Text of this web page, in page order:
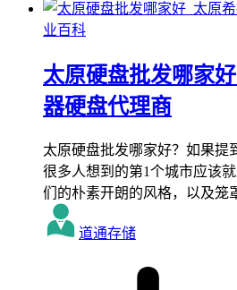
业百科
太原硬盘批发哪家
器硬盘代理商
太原硬盘批发哪家好？如果提
很多人想到的第1个城市应该
们的朴素开朗的风格，以及
道通存储